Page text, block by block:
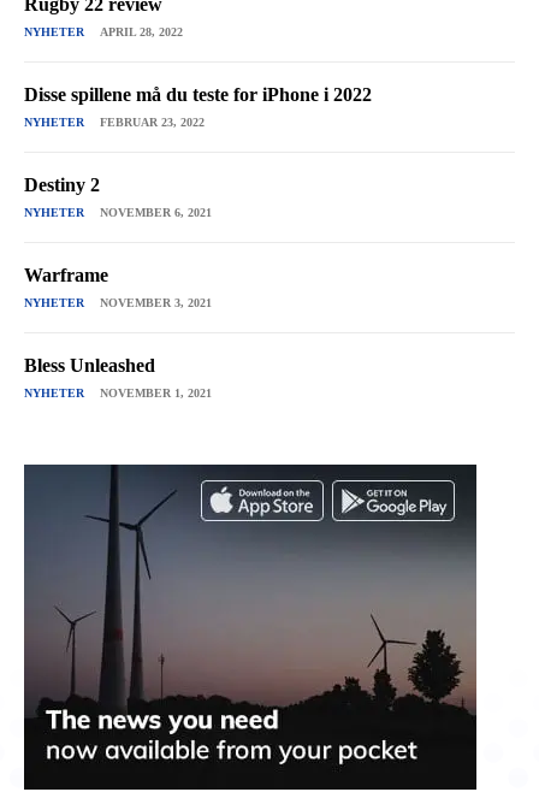
NYHETER APRIL 28, 2022
Disse spillene må du teste for iPhone i 2022
NYHETER FEBRUAR 23, 2022
Destiny 2
NYHETER NOVEMBER 6, 2021
Warframe
NYHETER NOVEMBER 3, 2021
Bless Unleashed
NYHETER NOVEMBER 1, 2021